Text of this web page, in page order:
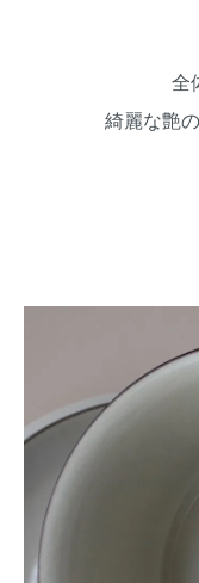
全
綺麗な艶